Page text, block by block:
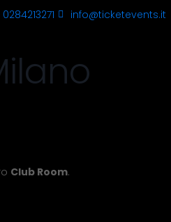
info@ticketevents.it
Club Room.